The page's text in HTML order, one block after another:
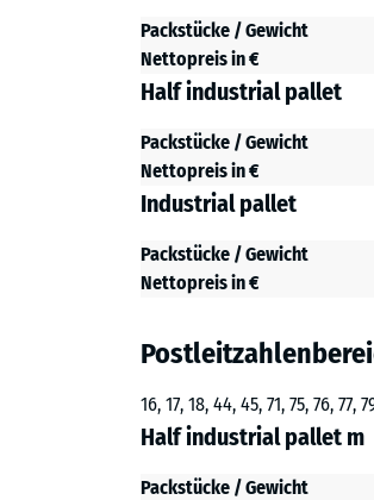
Packstücke / Gewicht
Nettopreis in €
Half industrial pallet
Packstücke / Gewicht
Nettopreis in €
Industrial pallet
Packstücke / Gewicht
Nettopreis in €
16, 17, 18, 44, 45, 71, 75, 76, 77,
Half industrial pallet m
Packstücke / Gewicht